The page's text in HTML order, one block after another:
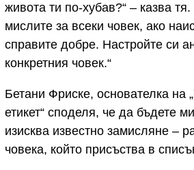
живота ти по-хубав?“ – казва
мислите за всеки човек, ако
справите добре. Настройте си
конкретния човек.“
Бетани Фриске, основателка на
етикет“ споделя, че да бъдете
изисква известно замисляне –
човека, който присъства в